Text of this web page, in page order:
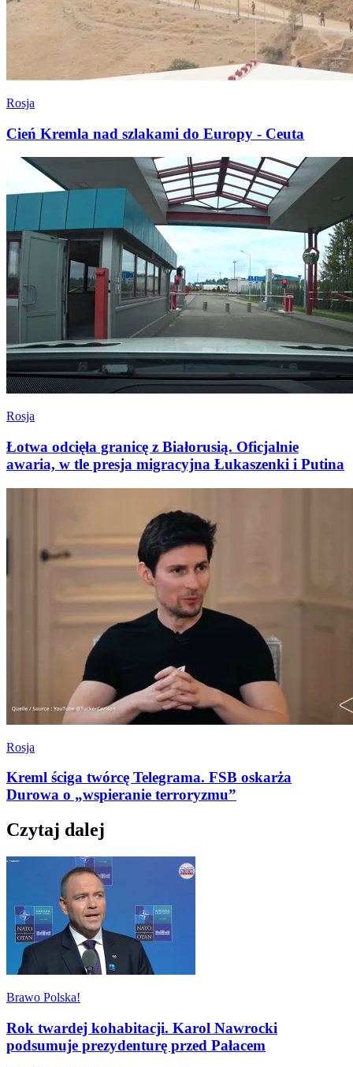
Rosja
Cień Kremla nad szlakami do Europy - Ceuta
Rosja
Łotwa odcięła granicę z Białorusią. Oficjalnie
awaria, w tle presja migracyjna Łukaszenki i Putina
Rosja
Kreml ściga twórcę Telegrama. FSB oskarża
Durowa o „wspieranie terroryzmu”
Czytaj dalej
Brawo Polska!
Rok twardej kohabitacji. Karol Nawrocki
podsumuje prezydenturę przed Pałacem